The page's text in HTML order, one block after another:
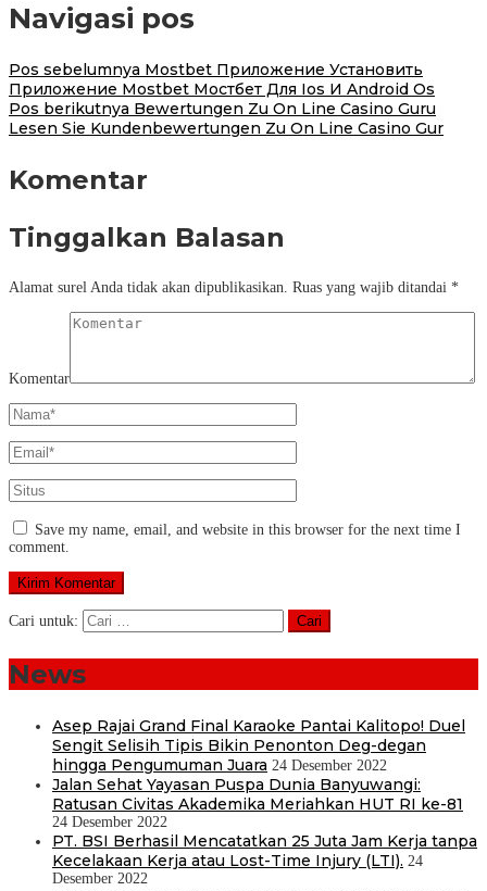
Navigasi pos
Pos sebelumnya Mostbet Приложение Установить
Приложение Mostbet Мостбет Для Ios И Android Os
Pos berikutnya Bewertungen Zu On Line Casino Guru
Lesen Sie Kundenbewertungen Zu On Line Casino Gur
Komentar
Tinggalkan Balasan
Alamat surel Anda tidak akan dipublikasikan. Ruas yang wajib ditandai *
Komentar
Save my name, email, and website in this browser for the next time I
comment.
Cari untuk:
News
Asep Rajai Grand Final Karaoke Pantai Kalitopo! Duel
Sengit Selisih Tipis Bikin Penonton Deg-degan
hingga Pengumuman Juara 24 Desember 2022
Jalan Sehat Yayasan Puspa Dunia Banyuwangi:
Ratusan Civitas Akademika Meriahkan HUT RI ke-81
24 Desember 2022
PT. BSI Berhasil Mencatatkan 25 Juta Jam Kerja tanpa
Kecelakaan Kerja atau Lost-Time Injury (LTI). 24
Desember 2022